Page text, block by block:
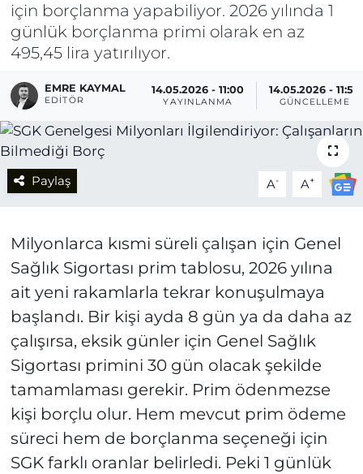
için borçlanma yapabiliyor. 2026 yılında 1
günlük borçlanma primi olarak en az
495,45 lira yatırılıyor.
EMRE KAYMAL
EDITÖR
14.05.2026 - 11:00
YAYINLANMA
14.05.2026 - 11:52
GÜNCELLEME
Paylaş A- A+
Milyonlarca kısmi süreli çalışan için Genel
Sağlık Sigortası prim tablosu, 2026 yılına
ait yeni rakamlarla tekrar konuşulmaya
başlandı. Bir kişi ayda 8 gün ya da daha az
çalışırsa, eksik günler için Genel Sağlık
Sigortası primini 30 gün olacak şekilde
tamamlaması gerekir. Prim ödenmezse
kişi borçlu olur. Hem mevcut prim ödeme
süreci hem de borçlanma seçeneği için
SGK farklı oranlar belirledi. Peki 1 günlük